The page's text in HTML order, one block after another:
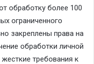
обработку более 100
ограниченного
закреплены права на
обработки личной
требования к